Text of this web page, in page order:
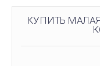
КУПИТЬ